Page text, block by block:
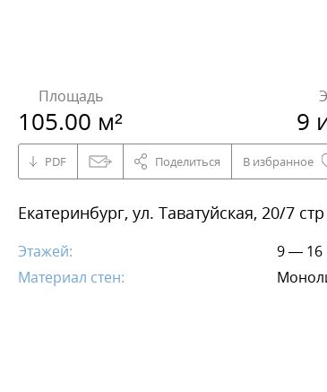
Площадь
105.00 м² 9
PDF Поделиться В избранное
Екатеринбург, ул. Таватуйская, 20/7 стр
Этажей:
9 — 16
Материал стен: